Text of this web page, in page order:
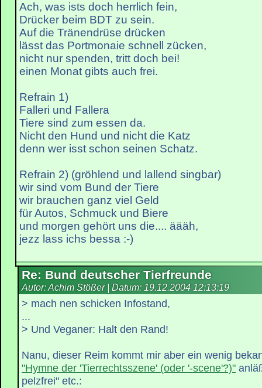
Ach, was ists doch herrlich fein,
Drücker beim BDT zu sein.
Auf die Tränendrüse drücken
lässt das Portmonaie schnell zücken,
nicht nur spenden, tritt doch bei!
einen Monat gibts auch frei.
Refrain 1)
Falleri und Fallera
Tiere sind zum essen da.
Nicht den Hund und nicht die Katz
denn wer isst schon seinen Schatz.
Refrain 2) (gröhlend und lallend singbar)
wir sind vom Bund der Tiere
wir brauchen ganz viel Geld
für Autos, Schmuck und Biere
und morgen gehört uns die.... äääh,
jezz lass ichs bessa :-)
Re: Bund deutscher Tierfreunde
Autor: Achim Stößer | Datum: 19.12.2004 12:13:19
> mach nen schicken Infostand,
...
> Und Veganer: Halt den Rand!
Nanu, dieser Reim kommt mir aber ein wenig
"Hymne der 'Tierrechtsszene' (oder '-scene'?)"
pelzfrei" etc.: